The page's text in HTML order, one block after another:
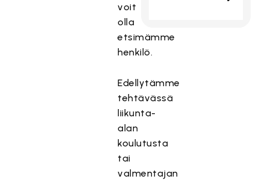
voit
olla
etsimämme
henkilö.
Edellytämme
tehtävässä
liikunta-
alan
koulutusta
tai
valmentajan